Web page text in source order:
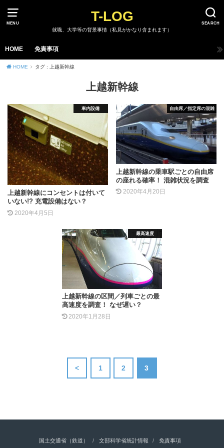
MENU SEARCH
T-LOG
就職、大学等の背景事情（私見がかなり含まれます）
HOME 免責事項
HOME タグ : 上越新幹線
上越新幹線
車内設備
上越新幹線にコンセントは付いて
いない!? 充電設備はない？
2020年4月5日
自由席／指定席の混雑
上越新幹線の乗車駅ごとの自由席
の座れる確率！ 混雑状況を調査
2020年4月20日
最高速度
上越新幹線の区間／列車ごとの最
高速度を調査！ なぜ遅い？
2020年1月28日
< 1 2 3
国土交通省（鉄道） 文部科学省統計情報 免責事項